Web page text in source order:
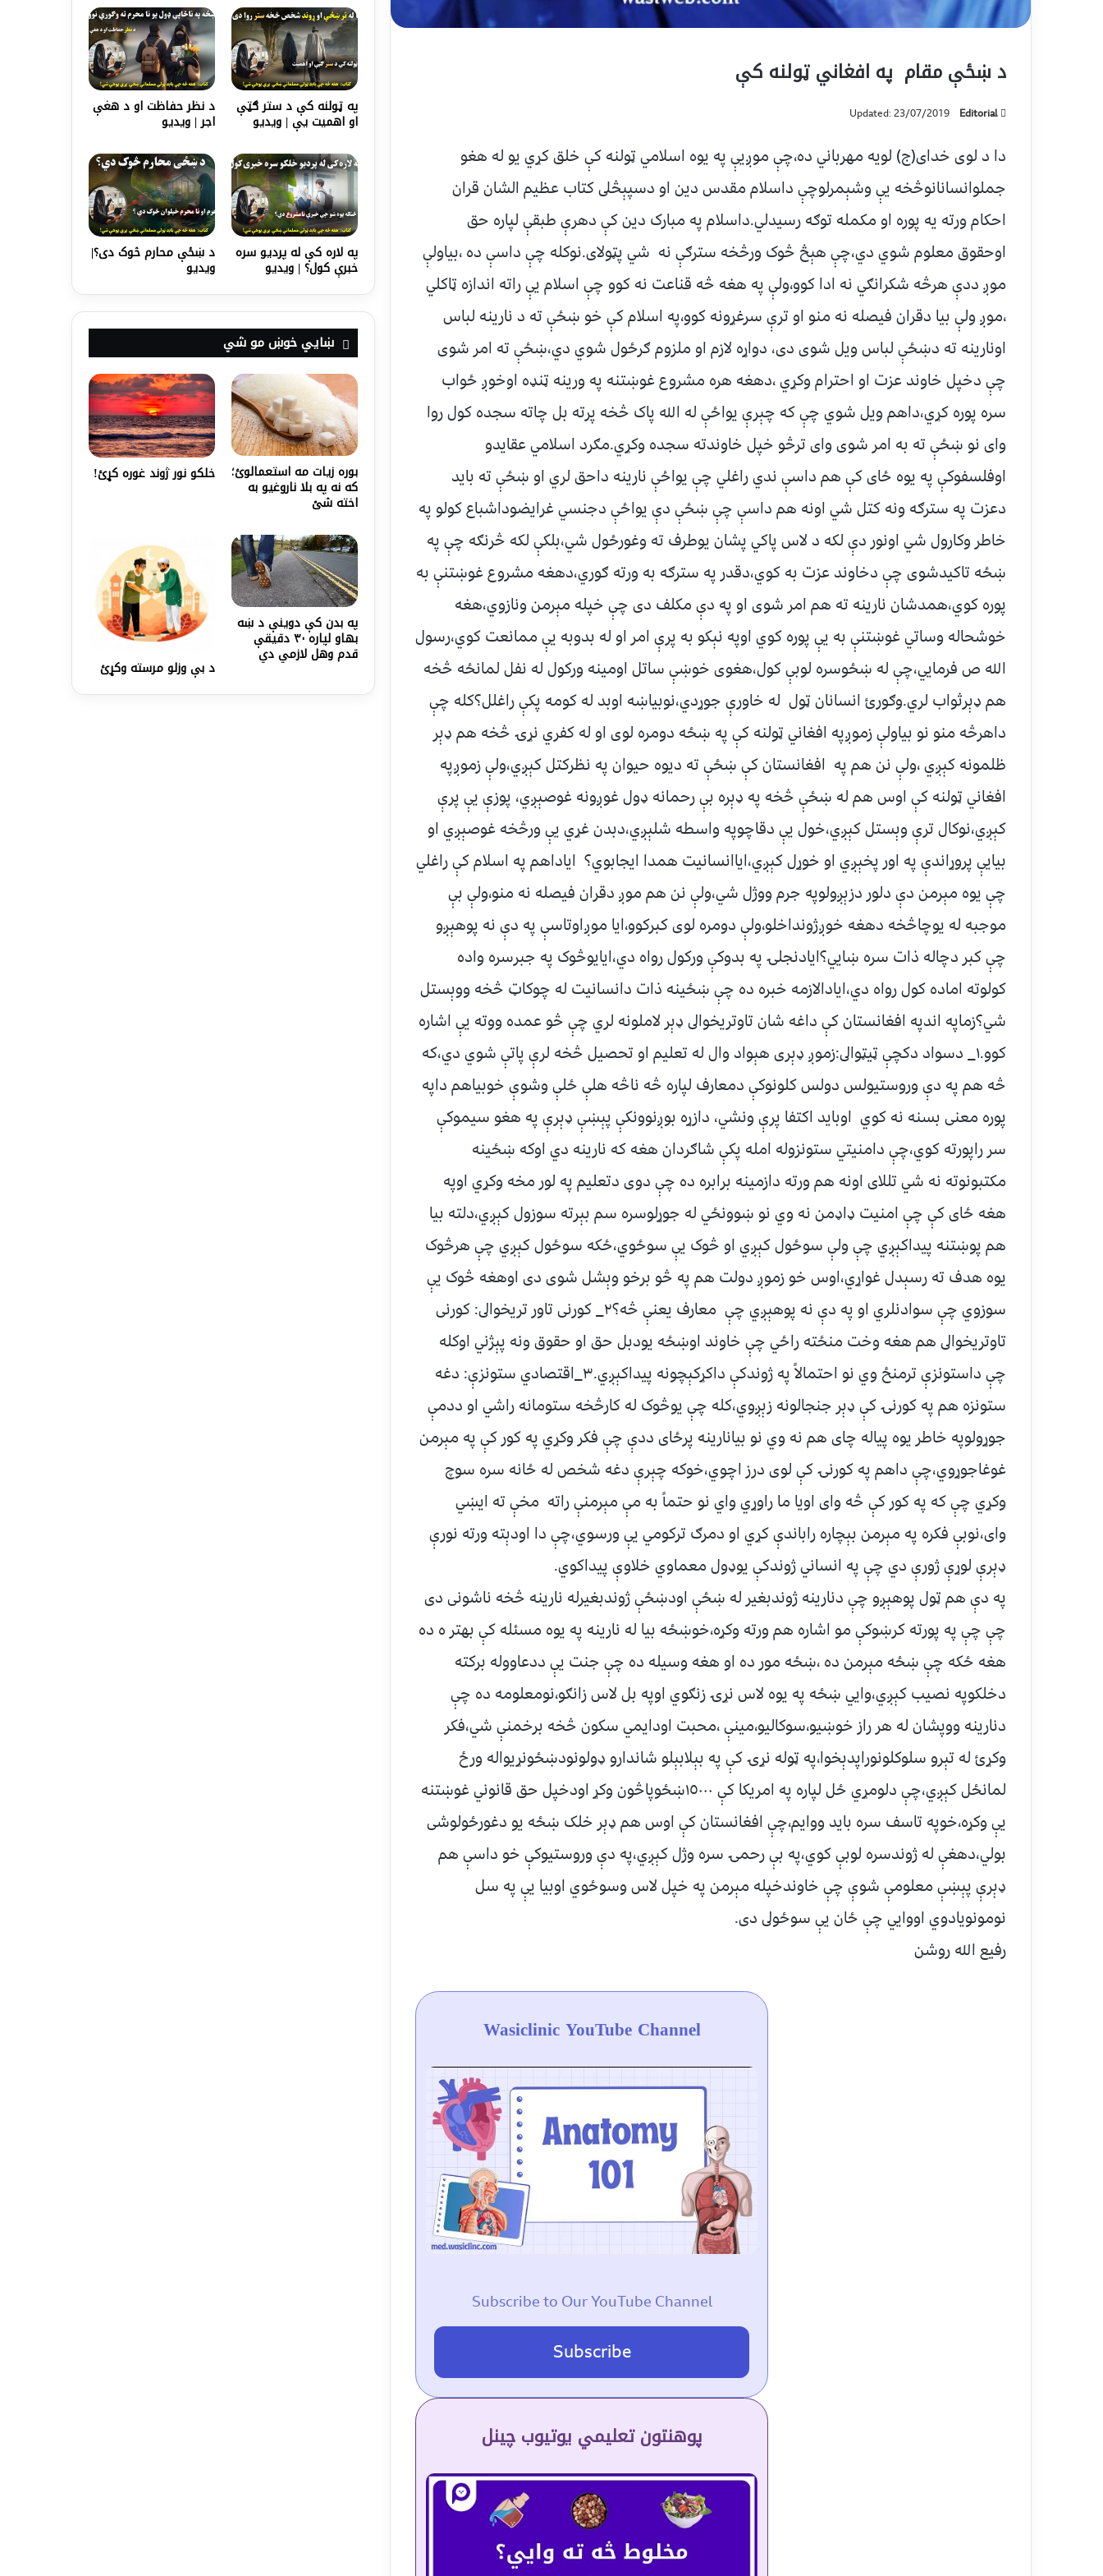
د ښځې مقام په افغاني ټولنه کې
Editorial
Updated: 23/07/2019
دا د لوى خداى(ج) لويه مهرباني ده،چې موږيې په يوه اسلامي ټولنه کې خلق کړي يو له هغو
جملوانسانانوڅخه يې وشېمرلوچې داسلام مقدس دين او دسپېڅلى کتاب عظيم الشان قران
احکام ورته يه پوره او مکمله توګه رسيدلي.داسلام په مبارک دين کې دهرې طبقې لپاره حق
اوحقوق معلوم شوي دي،چې هېڅ څوک ورڅخه سترګې نه شي پټولاى.نوکله چې داسې ده ،بياولې
موږ ددې هرڅه شکرانګي نه ادا کوو،ولې په هغه څه قناعت نه کوو چې اسلام يې راته اندازه ټاکلي
،موږ ولې بيا دقران فيصله نه منو او ترې سرغړونه کوو،په اسلام کې خو ښځې ته د نارينه لباس
اونارينه ته دښځې لباس ويل شوى دى، دواړه لازم او ملزوم ګرځول شوي دي،ښځې ته امر شوى
چې دخپل خاوند عزت او احترام وکړي ،دهغه هره مشروع غوښتنه په ورينه ټنډه اوخوږ ځواب
سره پوره کړي،داهم ويل شوي چې که چېرې يواځې له الله پاک څخه پرته بل چاته سجده کول روا
واى نو ښځې ته به امر شوى واى ترڅو خپل خاوندته سجده وکړي.مګرد اسلامي عقايدو
اوفلسفوکې په يوه ځاى کې هم داسې ندي راغلي چې يواځې نارينه داحق لري او ښځې ته بايد
دعزت په سترګه ونه کتل شي اونه هم داسې چې ښځې دې يواځې دجنسي غرايضوداشباع کولو په
خاطر وکارول شي اونور دې لکه د لاس پاکي پشان يوطرف ته وغورځول شي،بلکې لکه څرنګه چې په
ښځه تاکيدشوى چې دخاوند عزت به کوي،دقدر په سترګه به ورته ګوري،دهغه مشروع غوښتنې به
پوره کوي،همدشان نارينه ته هم امر شوى او په دې مکلف دى چې خپله مېرمن ونازوي،هغه
خوشحاله وساتي غوښتنې به يې پوره کوي اوپه نېکو به پرې امر او له بدوبه يې ممانعت کوي،رسول
الله ص فرمايي،چې له ښځوسره لوبې کول،هغوى خوښې ساتل اومينه ورکول له نفل لمانځه څخه
هم ډېرثواب لري.وګورئ انسانان ټول له خاورې جوړدي،نوبياښه اوبد له کومه پکې راغلل؟کله چې
داهرڅه منو نو بياولې زموږپه افغاني ټولنه کې په ښځه دومره لوى او له کفري نړۍ څخه هم ډېر
ظلمونه کېږي ،ولې نن هم په افغانستان کې ښځې ته ديوه حيوان په نظرکتل کېږي،ولې زموږپه
افغاني ټولنه کې اوس هم له ښځې څخه په ډېره بې رحمانه ډول غوږونه غوصېږي، پوزې يې پرې
کېږي،نوکال ترې وېستل کېږي،خول يې دقاچوپه واسطه شلېږي،دبدن غړي يې ورڅخه غوصېږي او
بيايې پروړاندې په اور پخېږي او خوړل کېږي،اياانسانيت همدا ايجابوي؟ اياداهم په اسلام کې راغلي
چې يوه مېرمن دې دلور دزېږولوپه جرم ووژل شي،ولې نن هم موږ دقران فيصله نه منو،ولې بې
موجبه له يوچاڅخه دهغه خوږژونداخلو،ولې دومره لوى کبرکوو،ايا موږاوتاسې په دې نه پوهېږو
چې کبر دچاله ذات سره ښايي؟ايادنجلۍ په بدوکې ورکول رواه دي،ايايوڅوک په جبرسره واده
کولوته اماده کول رواه دي،ايادالازمه خبره ده چې ښځينه ذات دانسانيت له چوکاټ څخه ووېستل
شي؟زماپه اندپه افغانستان کې داغه شان تاوتريخوالى ډېر لاملونه لري چې څو عمده ووته يې اشاره
کوو.١_ دسواد دکچې ټيټوالى:زموږ ډېرى هېواد وال له تعليم او تحصيل څخه لرې پاتې شوي دي،که
څه هم په دې وروستيولس دولس کلونوکې دمعارف لپاره څه ناڅه هلې ځلې وشوې خوبياهم داپه
پوره معنى بسنه نه کوي اوبايد اکتفا پرې ونشي، دازړه بوږنوونکې پېښې ډېرې په هغو سيموکې
سر راپورته کوي،چې دامنيتي ستونزوله امله پکې شاګردان هغه که نارينه دي اوکه ښځينه
مکتبونوته نه شي تللاى اونه هم ورته دازمينه برابره ده چې دوى دتعليم په لور مخه وکړي اوپه
هغه ځاى کې چې امنيت ډاډمن نه وي نو ښوونځي له جوړلوسره سم بېرته سوزول کېږي،دلته بيا
هم پوښتنه پيداکېږي چې ولې سوځول کېږي او څوک يې سوځوي،ځکه سوځول کېږي چې هرڅوک
يوه هدف ته رسېدل غواړي،اوس خو زموږ دولت هم په څو برخو وېشل شوى دى اوهغه څوک يې
سوزوي چې سوادنلري او په دې نه پوهېږي چې معارف يعنې څه؟٢_ کورنى تاور تريخوالى: کورنى
تاوتريخوالى هم هغه وخت منځته راځي چې خاوند اوښځه يودبل حق او حقوق ونه پېژني اوکله
چې داستونزې ترمنځ وي نو احتمالاً په ژوندکې داکړکېچونه پيداکېږي.٣_اقتصادي ستونزې: دغه
ستونزه هم په کورنۍ کې ډېر جنجالونه زېږوي،کله چې يوڅوک له کارڅخه ستومانه راشي او ددمې
جوړولوپه خاطر يوه پياله چاى هم نه وي نو بيانارينه پرځاى ددې چې فکر وکړي په کور کې په مېرمن
غوغاجوړوي،چې داهم په کورنۍ کې لوى درز اچوي،خوکه چېرې دغه شخص له ځانه سره سوچ
وکړي چې که په کور کې څه واى اويا ما راوړي واي نو حتماً به مې مېرمنې راته مخې ته ايښي
واى،نوبې فکره په مېرمن بېچاره راباندې کړي او دمرګ ترکومي يې ورسوي،چې دا اودېته ورته نورې
ډېرې لوړې ژورې دي چې په انساني ژوندکې يوډول معماوي خلاوې پيداکوي.
په دې هم ټول پوهېږو چې دنارينه ژوندبغير له ښځې اودښځې ژوندبغيرله نارينه څخه ناشونى دى
چې چې په پورته کرښوکې مو اشاره هم ورته وکړه،خوښځه بيا له نارينه په يوه مسئله کې بهتر ه ده
هغه ځکه چې ښځه مېرمن ده ،ښځه مور ده او هغه وسيله ده چې جنت يې ددعاووله برکته
دخلکوپه نصيب کېږي،وايي ښځه په يوه لاس نړۍ زنګوي اوپه بل لاس زانګو،نومعلومه ده چې
دنارينه ووپشان له هر راز خوښيو،سوکاليو،مينې ،محبت اودايمي سکون څخه برخمنې شي،فکر
وکړئ له تېرو سلوکلونوراپدېخوا،په ټوله نړۍ کې په بېلابېلو شاندارو ډولونودښځونړيواله ورځ
لمانځل کېږي،چې دلومړي ځل لپاره په امريکا کې ١٥٠٠٠ښځوپاڅون وکړ اودخپل حق قانوني غوښتنه
يې وکړه،خوپه تاسف سره بايد ووايم،چې افغانستان کې اوس هم ډېر خلک ښځه يو دغورځولوشى
بولي،دهغې له ژوندسره لوبې کوي،په بې رحمۍ سره وژل کېږي،په دې وروستيوکې خو داسې هم
ډېرې پېښې معلومې شوې چې خاوندخپله مېرمن په خپل لاس وسوځوي اوبيا يې په سل
نومونويادوي اووايي چې ځان يې سوځولى دى.
رفيع الله روشن
Wasiclinic YouTube Channel
Subscribe to Our YouTube Channel
Subscribe
پوهنتون تعلیمي یوتیوب چینل
په ټولنه کې د ستر ګټې
او اهمیت يې | ویدیو
د نظر حفاظت او د هغې
اجر | ویدیو
په لاره کې له پردیو سره
خبرې کول؟ | ویدیو
د ښځې محارم څوک دی؟|
ویدیو
ښايي خوښ مو شي
بوره زیات مه استعمالوئ؛
که نه په بلا ناروغیو به
اخته شئ
خلکو نور ژوند غوره کړئ!
په بدن کې دوینې د ښه
بهاو لپاره ۳۰ دقیقې
قدم وهل لازمي دي
د بې وزلو مرسته وکړئ